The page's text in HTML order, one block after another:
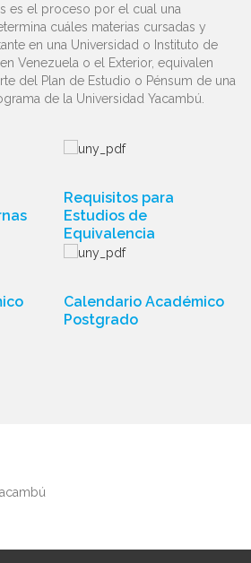
es el proceso por el cual una
cuáles materias cursadas y
en una Universidad o Instituto de
Venezuela o el Exterior, equivalen
del Plan de Estudio o Pénsum de una
de la Universidad Yacambú.
Requisitos para
Estudios de
Equivalencia
Calendario Académico
Postgrado